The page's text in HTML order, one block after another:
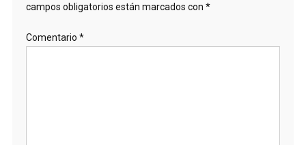
campos obligatorios están marcados con *
Comentario *